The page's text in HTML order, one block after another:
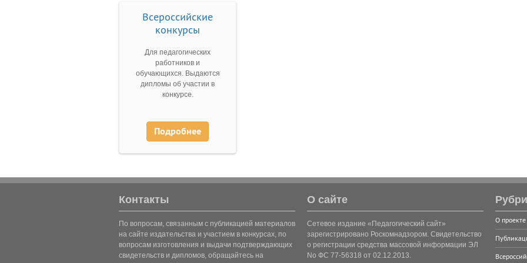
Всероссийские
конкурсы
Для педагогических
работников и
обучающихся. Выдаются
дипломы об участии в
конкурсе.
Подробнее
Контакты
По вопросам, связанным с публикацией материалов
на сайте издательства и участием в конкурсах, по
вопросам изготовления и выдачи подтверждающих
свидетельств и дипломов, обращайтесь на
О сайте
Сетевое издание «Педагогический сайт»
зарегистрировано Роскомнадзором. Свидетельство
о регистрации средства массовой информации ЭЛ
No ФС 77-56318 от 02.12.2013.
О проекте